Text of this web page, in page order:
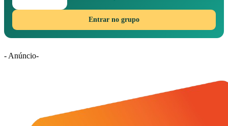
Entrar no grupo
- Anúncio-